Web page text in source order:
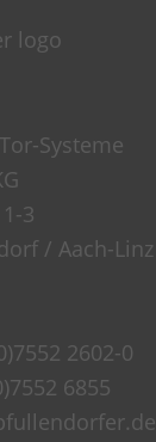
Systeme
3
/ Aach-Linz
2602-0
6855